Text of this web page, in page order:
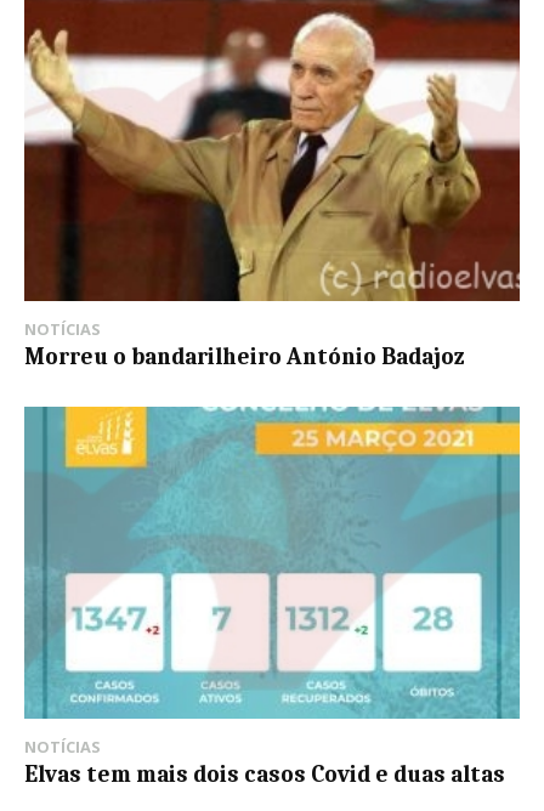
NOTÍCIAS
Morreu o bandarilheiro António Badajoz
NOTÍCIAS
Elvas tem mais dois casos Covid e duas altas